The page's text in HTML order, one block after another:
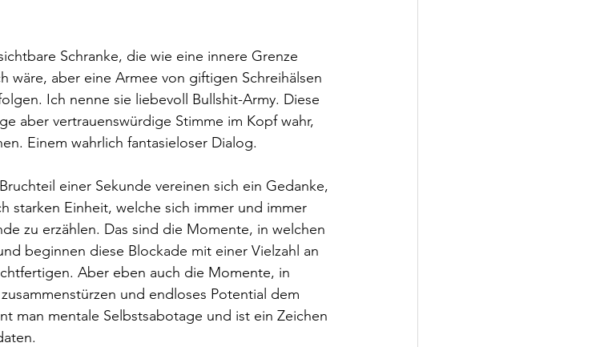
Schranke, die wie eine innere Grenze
wäre, aber eine Armee von giftigen Schreihälsen
Ich nenne sie liebevoll Bullshit-Army. Diese
aber vertrauenswürdige Stimme im Kopf wahr,
Einem wahrlich fantasieloser Dialog.
einer Sekunde vereinen sich ein Gedanke,
starken Einheit, welche sich immer und immer
zu erzählen. Das sind die Momente, in welchen
beginnen diese Blockade mit einer Vielzahl an
Aber eben auch die Momente, in
und endloses Potential dem
man mentale Selbstsabotage und ist ein Zeichen